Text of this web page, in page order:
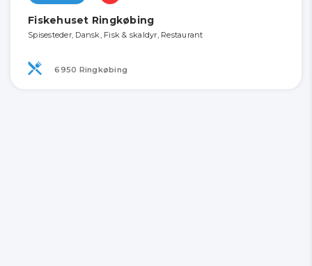
Fiskehuset Ringkøbing
Spisesteder, Dansk, Fisk & skaldyr, Restaurant
6950 Ringkøbing